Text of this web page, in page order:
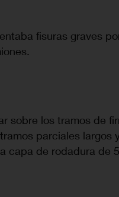
fisuras graves
sobre los tramos de
parciales
capa de rodadura de